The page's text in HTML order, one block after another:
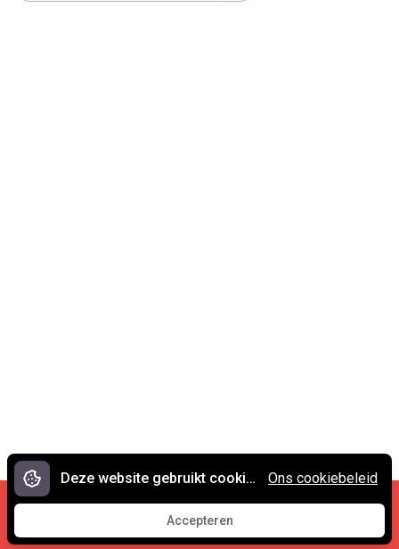
Cookies en privacy •
Contact
© 2007 - 2026 Spreekwoorden.nl
Deze website gebruikt cookies.
Accepteren
Accepteren
Ons cookiebeleid